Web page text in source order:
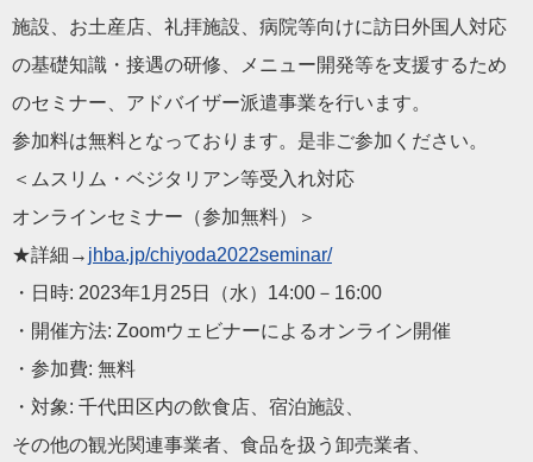
施設、お土産店、礼拝施設、病院等向けに訪日外国人対応
の基礎知識・接遇の研修、メニュー開発等を支援するため
のセミナー、アドバイザー派遣事業を行います。
参加料は無料となっております。是非ご参加ください。
＜ムスリム・ベジタリアン等受入れ対応
オンラインセミナー（参加無料）＞
★詳細→ jhba.jp/chiyoda2022seminar/
・日時: 2023年1月25日（水）14:00－16:00
・開催方法: Zoomウェビナーによるオンライン開催
・参加費: 無料
・対象: 千代田区内の飲食店、宿泊施設、
その他の観光関連事業者、食品を扱う卸売業者、